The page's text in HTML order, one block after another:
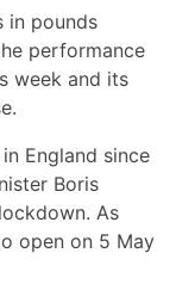
in pounds
performance
week and its
England since
Boris
As
open on 5 May